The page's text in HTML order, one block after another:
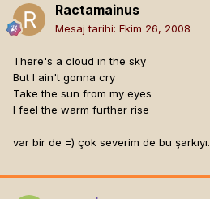
Ractamainus
Mesaj tarihi: Ekim 26, 2008
There's a cloud in the sky
But I ain't gonna cry
Take the sun from my eyes
I feel the warm further rise
var bir de =) çok severim de bu şarkıyı.